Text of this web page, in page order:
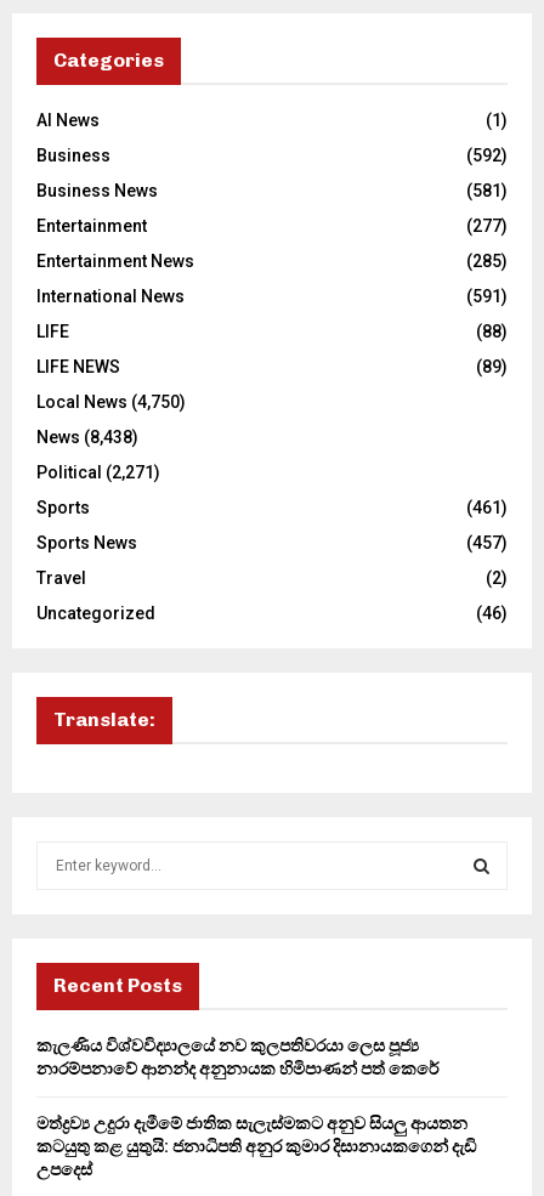
Categories
AI News
(1)
Business
(592)
Business News
(581)
Entertainment
(277)
Entertainment News
(285)
International News
(591)
LIFE
(88)
LIFE NEWS
(89)
Local News (4,750)
News (8,438)
Political (2,271)
Sports
(461)
Sports News
(457)
Travel
(2)
Uncategorized
(46)
Translate:
f
r
H
Recent Posts
කැලණිය විශ්වවිද්‍යාලයේ නව කුලපතිවරයා ලෙස පූජ්‍ය
නාරම්පනාවේ ආනන්ද අනුනායක හිමිපාණන් පත් කෙරේ
මත්ද්‍රව්‍ය උදුරා දැමීමේ ජාතික සැලැස්මකට අනුව සියලු ආයතන
කටයුතු කළ යුතුයි: ජනාධිපති අනුර කුමාර දිසානායකගෙන් දැඩි
උපදෙස්